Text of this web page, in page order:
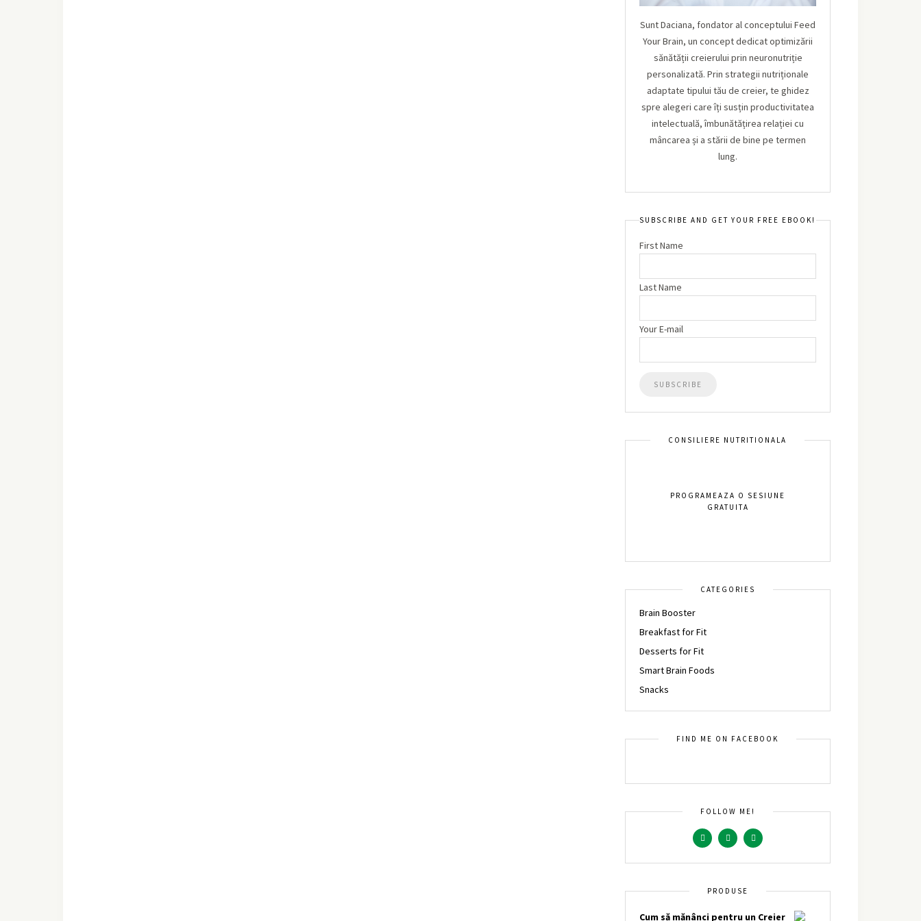
Sunt Daciana, fondator al conceptului Feed
Your Brain, un concept dedicat optimizării
sănătății creierului prin neuronutriție
personalizată. Prin strategii nutriționale
adaptate tipului tău de creier, te ghidez
spre alegeri care îți susțin productivitatea
intelectuală, îmbunătățirea relației cu
mâncarea și a stării de bine pe termen
lung.
SUBSCRIBE AND GET YOUR FREE EBOOK!
First Name
Last Name
Your E-mail
CONSILIERE NUTRITIONALA
PROGRAMEAZA O SESIUNE
GRATUITA
CATEGORIES
Brain Booster
Breakfast for Fit
Desserts for Fit
Smart Brain Foods
Snacks
FIND ME ON FACEBOOK
FOLLOW ME!
PRODUSE
Cum să mănânci pentru un Creier